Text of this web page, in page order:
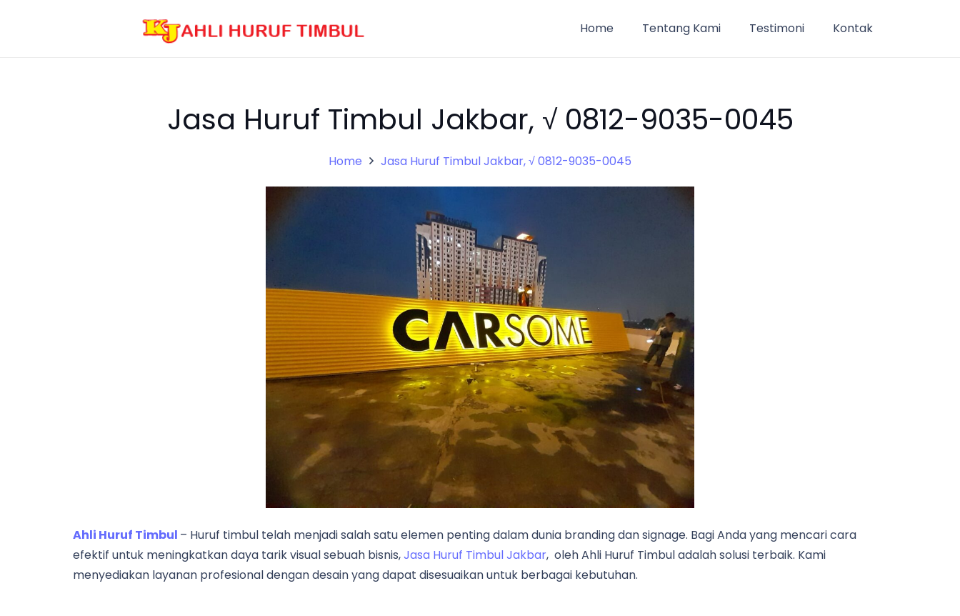
Home Tentang Kami Testimoni Kontak
Jasa Huruf Timbul Jakbar, √ 0812-9035-0045
Home Jasa Huruf Timbul Jakbar, √ 0812-9035-0045
Ahli Huruf Timbul – Huruf timbul telah menjadi salah satu elemen penting dalam dunia branding dan signage. Bagi Anda yang mencari cara
efektif untuk meningkatkan daya tarik visual sebuah bisnis,Jasa Huruf Timbul Jakbar, oleh Ahli Huruf Timbul adalah solusi terbaik. Kami
menyediakan layanan profesional dengan desain yang dapat disesuaikan untuk berbagai kebutuhan.